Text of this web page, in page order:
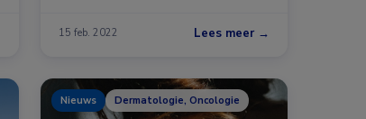
15 feb. 2022 Lees meer →
Nieuws Dermatologie, Oncologie